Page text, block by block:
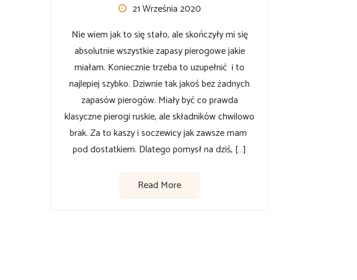
21 Września 2020
Nie wiem jak to się stało, ale skończyły mi się
absolutnie wszystkie zapasy pierogowe jakie
miałam. Koniecznie trzeba to uzupełnić i to
najlepiej szybko. Dziwnie tak jakoś bez żadnych
zapasów pierogów. Miały być co prawda
klasyczne pierogi ruskie, ale składników chwilowo
brak. Za to kaszy i soczewicy jak zawsze mam
pod dostatkiem. Dlatego pomysł na dziś, […]
Read More